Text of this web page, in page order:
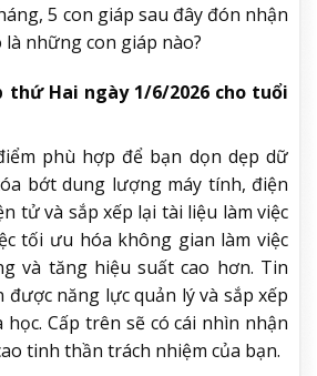
5 con giáp sau đây đón nhận
những con giáp nào?
thứ Hai ngày 1/6/2026 cho tuổi
phù hợp để bạn dọn dẹp dữ
bớt dung lượng máy tính, điện
tử và sắp xếp lại tài liệu làm việc
tối ưu hóa không gian làm việc
và tăng hiệu suất cao hơn. Tin
năng lực quản lý và sắp xếp
Cấp trên sẽ có cái nhìn nhận
tinh thần trách nhiệm của bạn.